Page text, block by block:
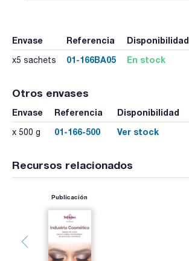
Envase Referencia Disponibilidad
x5 sachets 01-166BA05 En stock
Otros envases
Envase Referencia Disponibilidad
x 500 g 01-166-500 Ver stock
Recursos relacionados
Publicación